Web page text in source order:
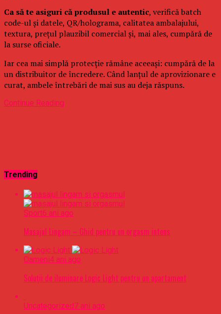
Ca să te asiguri că produsul e autentic, verifică batch
code-ul și datele, QR/holograma, calitatea ambalajului,
textura, prețul plauzibil comercial și, mai ales, cumpără de
la surse oficiale.
Iar cea mai simplă protecție rămâne aceeași: cumpără de la
un distribuitor de încredere. Când lanțul de aprovizionare e
curat, ambele întrebări de mai sus au deja răspuns.
Continue Reading
Trending
Sport6 ani ago
Masajul Lingam – Ghid pentru un orgasm intens
Oameni4 ani ago
Soluții de iluminare Logic Light pentru un apartament
Uncategorized7 ani ago